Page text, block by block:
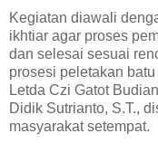
Kegiatan diawali
ikhtiar agar proses
dan selesai sesuai
prosesi peletakan
Letda Czi Gatot
Didik Sutrianto, S.T.,
masyarakat setempat.